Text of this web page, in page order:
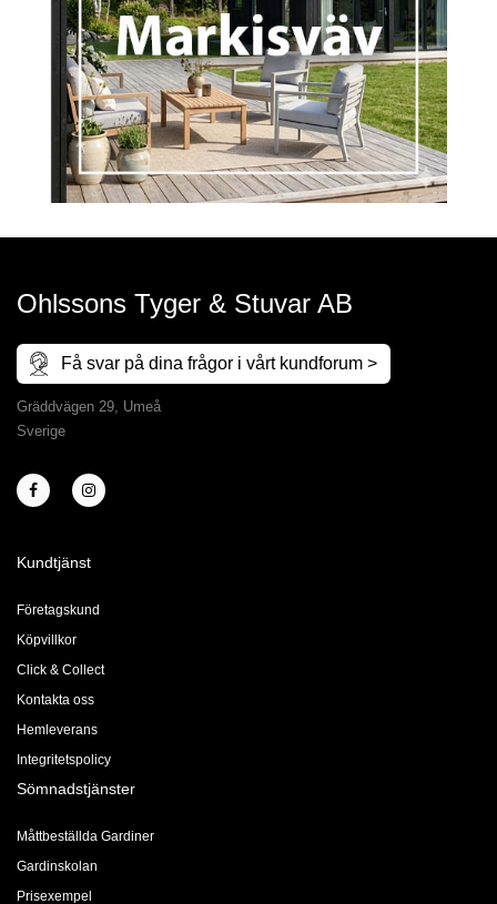
Ohlssons Tyger & Stuvar AB
Få svar på dina frågor i vårt kundforum >
Gräddvägen 29, Umeå
Sverige
Kundtjänst
Företagskund
Köpvillkor
Click & Collect
Kontakta oss
Hemleverans
Integritetspolicy
Sömnadstjänster
Måttbeställda Gardiner
Gardinskolan
Prisexempel